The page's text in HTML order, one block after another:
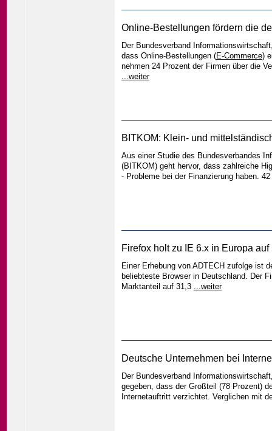
Online-Bestellungen fördern die
Der Bundesverband
dass Online-Bestellungen (E-Commerce)
nehmen 24 Prozent der Firmen über die
...weiter
BITKOM: Klein- und
Aus einer Studie des Bundesverbandes
(BITKOM) geht hervor, dass zahlreiche
- Probleme bei der Finanzierung haben.
Firefox holt zu IE 6.x in Europa auf
Einer Erhebung von ADTECH zufolge ist
beliebteste Browser in Deutschland. Der
Marktanteil auf 31,3 ...weiter
Deutsche Unternehmen bei
Der Bundesverband
gegeben, dass der Großteil (78 Prozent)
Internetauftritt verzichtet. Verglichen mit